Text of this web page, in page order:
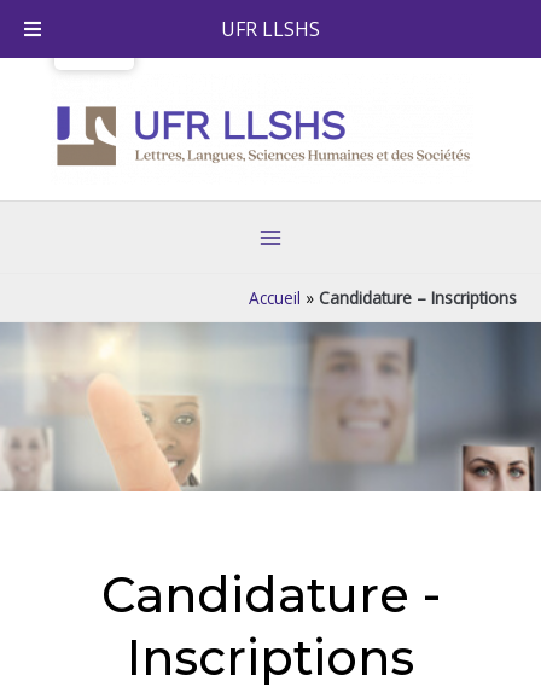
Menu
Accueil » Candidature – Inscriptions
Candidature -
Inscriptions
UFR LLSHS